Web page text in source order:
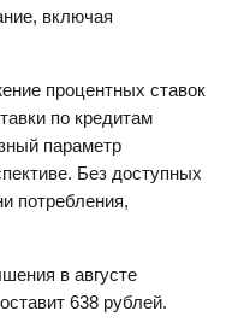
включая
процентных ставок
по кредитам
параметр
Без доступных
потребления,
в августе
638 рублей.